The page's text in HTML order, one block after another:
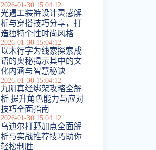
2026-01-30 15:04:12
光遇工装裤设计灵感解
析与穿搭技巧分享，打
造独特个性时尚风格
2026-01-30 15:04:12
以木行字为线索探索成
语的奥秘揭示其中的文
化内涵与智慧秘诀
2026-01-30 15:04:12
九阴真经绑架攻略全解
析 提升角色能力与应对
技巧全面指南
2026-01-30 15:04:12
乌迪尔打野加点全面解
析与实战推荐技巧助你
轻松制胜